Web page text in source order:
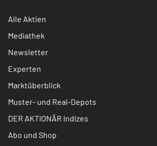
Alle Aktien
Mediathek
Newsletter
Experten
Marktüberblick
Muster- und Real-Depots
DER AKTIONÄR Indizes
Abo und Shop